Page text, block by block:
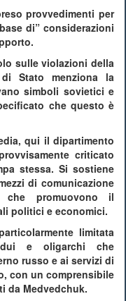
provvedimenti per
di” considerazioni
sulle violazioni della
Stato menziona la
simboli sovietici e
che questo è
qui il dipartimento
criticato
stessa. Si sostiene
di comunicazione
promuovono il
politici e economici.
limitata
e oligarchi che
russo e ai servizi di
con un comprensibile
da Medvedchuk.